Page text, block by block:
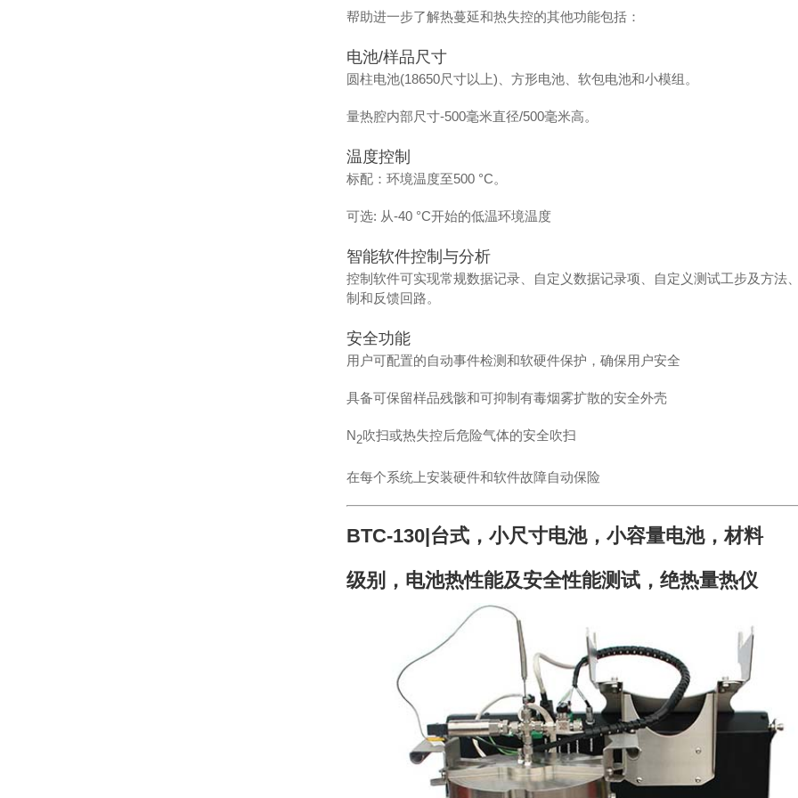
帮助进一步了解热蔓延和热失控的其他功能包括：
电池/样品尺寸
圆柱电池(18650尺寸以上)、方形电池、软包电池和小模组。
量热腔内部尺寸-500毫米直径/500毫米高。
温度控制
标配：环境温度至500 °C。
可选: 从-40 °C开始的低温环境温度
智能软件控制与分析
控制软件可实现常规数据记录、自定义数据记录项、自定义测试工步及方法
制和反馈回路。
安全功能
用户可配置的自动事件检测和软硬件保护，确保用户安全
具备可保留样品残骸和可抑制有毒烟雾扩散的安全外壳
N2吹扫或热失控后危险气体的安全吹扫
在每个系统上安装硬件和软件故障自动保险
BTC-130|台式，小尺寸电池，小容量电池，材料
级别，电池热性能及安全性能测试，绝热量热仪